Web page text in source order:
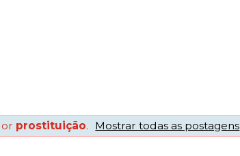
prostituição. Mostrar todas as postagens